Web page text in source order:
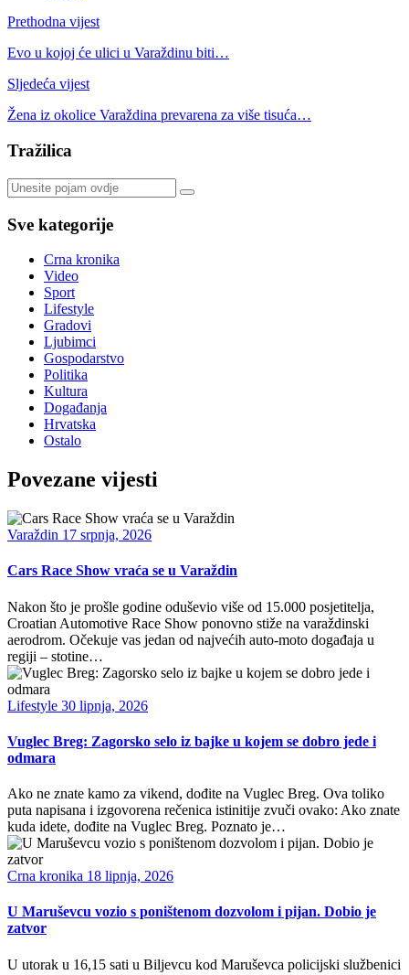
Prethodna vijest
Evo u kojoj će ulici u Varaždinu biti…
Sljedeća vijest
Žena iz okolice Varaždina prevarena za više tisuća…
Tražilica
Sve kategorije
Crna kronika
Video
Sport
Lifestyle
Gradovi
Ljubimci
Gospodarstvo
Politika
Kultura
Događanja
Hrvatska
Ostalo
Povezane vijesti
Varaždin 17 srpnja, 2026
Cars Race Show vraća se u Varaždin
Nakon što je prošle godine oduševio više od 15.000 posjetitelja,
Croatian Automotive Race Show ponovno stiže na varaždinski
aerodrom. Očekuje vas jedan od najvećih auto-moto događaja u
regiji – stotine…
Lifestyle 30 lipnja, 2026
Vuglec Breg: Zagorsko selo iz bajke u kojem se dobro jede i
odmara
Ako ne znate kamo za vikend, dođite na Vuglec Breg. Ova toliko
puta napisana i izgovorena rečenica istinitije zvuči ovako: Ako znate
kuda idete, dođite na Vuglec Breg. Poznato je…
Crna kronika 18 lipnja, 2026
U Maruševcu vozio s poništenom dozvolom i pijan. Dobio je
zatvor
U utorak u 16,15 sati u Biljevcu kod Maruševca policijski službenici